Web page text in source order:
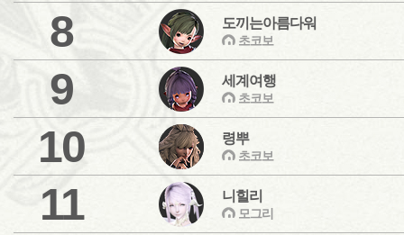
8 도끼는아름다워
초코보
9 세계여행
초코보
10 령뿌
초코보
11 니힐리
모그리